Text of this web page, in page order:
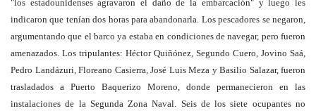
"los estadounidenses agravaron el daño de la embarcación" y luego les
indicaron que tenían dos horas para abandonarla. Los pescadores se negaron,
argumentando que el barco ya estaba en condiciones de navegar, pero fueron
amenazados. Los tripulantes: Héctor Quiñónez, Segundo Cuero, Jovino Saá,
Pedro Landázuri, Floreano Casierra, José Luis Meza y Basilio Salazar, fueron
trasladados a Puerto Baquerizo Moreno, donde permanecieron en las
instalaciones de la Segunda Zona Naval. Seis de los siete ocupantes no